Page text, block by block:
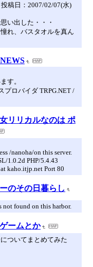
稿日：2007/02/07(水)
い出した・・・
れ、バスタオルを真ん
す。
プロバイダ TRPG.NET /
リリカルなのは ポ
/nanoha/on this server.
1.0.2d PHP/5.4.43
kaho.itjp.net Port 80
のその日暮らし
not found on this harbor.
ームとか
ついてまとめてみた